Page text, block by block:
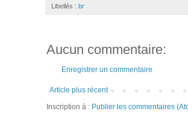
Libellés : br
Aucun commentaire:
Enregistrer un commentaire
Article plus récent
Inscription à : Publier les commentaires